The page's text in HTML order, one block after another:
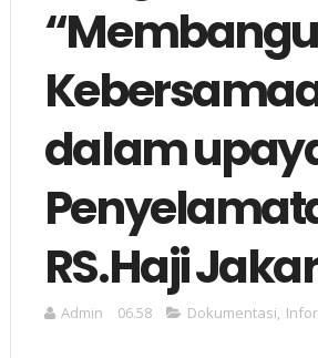
dalam
RS.Haji
Admin 06.58 Dokumentasi,